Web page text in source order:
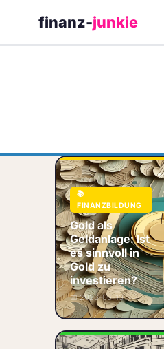
finanz-junkie
📚
FINANZBILDUNG
Gold als
Geldanlage: Ist
es sinnvoll in
Gold zu
investieren?
📅 2026-06-13